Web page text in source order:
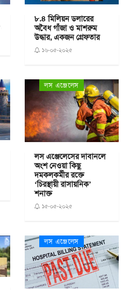
৮.৪ মিলিয়ন ডলারের
অবৈধ গাঁজা ও মাশরুম
উদ্ধার, একজন গ্রেফতার
১৬-০৫-২০২৫
লস এঞ্জেলেস
লস এঞ্জেলেসের দাবানলে
অংশ নেওয়া কিছু
দমকলকর্মীর রক্তে
‘চিরস্থায়ী রাসায়নিক’
শনাক্ত
১৫-০৫-২০২৫
লস এঞ্জেলেস